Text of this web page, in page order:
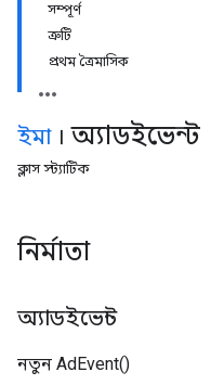
সম্পূর্ণ
ত্রুটি
প্রথম ত্রৈমাসিক
ইমা। অ্যাডইভেন্ট
ক্লাস স্ট্যাটিক
নির্মাতা
অ্যাডইভেন্ট
নতুন AdEvent()